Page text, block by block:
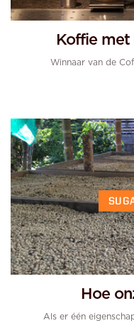
Koffie
Winnaar van de
Hoe
Als er één